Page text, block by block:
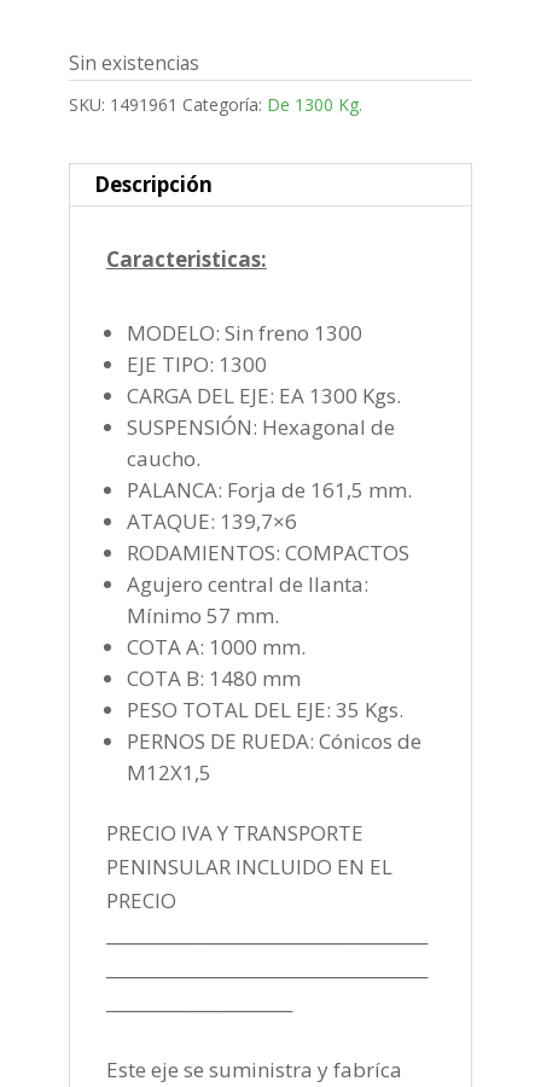
Sin existencias
SKU: 1491961 Categoría: De 1300 Kg.
Descripción
Caracteristicas:
MODELO: Sin freno 1300
EJE TIPO: 1300
CARGA DEL EJE: EA 1300 Kgs.
SUSPENSIÓN: Hexagonal de
caucho.
PALANCA: Forja de 161,5 mm.
ATAQUE: 139,7×6
RODAMIENTOS: COMPACTOS
Agujero central de llanta:
Mínimo 57 mm.
COTA A: 1000 mm.
COTA B: 1480 mm
PESO TOTAL DEL EJE: 35 Kgs.
PERNOS DE RUEDA: Cónicos de
M12X1,5
PRECIO IVA Y TRANSPORTE
PENINSULAR INCLUIDO EN EL
PRECIO
Este eje se suministra y fabríca